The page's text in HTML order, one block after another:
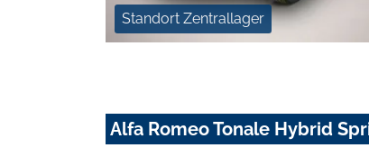
Standort Zentrallager
Alfa Romeo Tonale Hybrid